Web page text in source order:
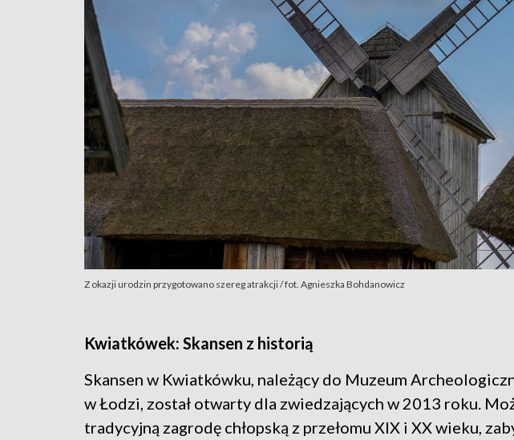
Z okazji urodzin przygotowano szereg atrakcji / fot. Agnieszka Bohdanowicz
Kwiatkówek: Skansen z historią
Skansen w Kwiatkówku, należący do Muzeum
w Łodzi, został otwarty dla zwiedzających w 2013 roku.
tradycyjną zagrodę chłopską z przełomu XIX i XX wieku,